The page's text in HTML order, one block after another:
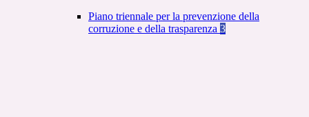
Piano triennale per la prevenzione della
corruzione e della trasparenza 3